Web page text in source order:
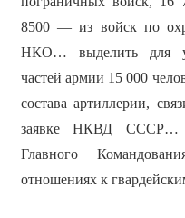
8500 — из войск по
НКО… выделить для
частей армии 15 000
состава артиллерии,
заявке НКВД СССР…
Главного
отношениях к